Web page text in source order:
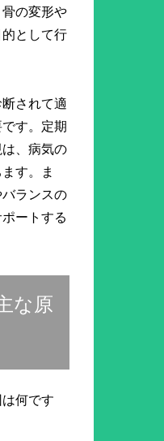
の変形や
として行
されて適
す。定期
、病気の
す。ま
ランスの
ートする
な原